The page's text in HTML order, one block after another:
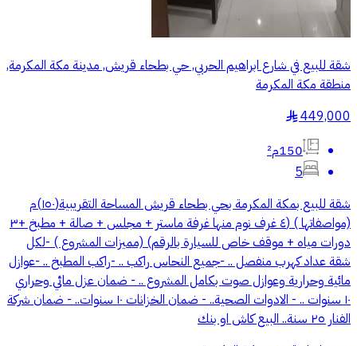
شقة للبيع في شارع ابراهيم الحربي, حي بطحاء قريش, مدينة مكة المكرمة,
منطقة مكة المكرمة
449,000
§
150م²
5
شقة للبيع بمكة المكرمة بحي بطحاء قريش المساحة التقريبية(١٥٠)م
(مواصفاتها ) (٤ غرف نوم منها غرفة ماستر + مجلس + صالة + مطبخ +٣
دورات مياه + موقف خاص للسيارة بالرقم) (مميزات المشروع ) -لكل
شقة عداد كهرب منفصل .. -جميع النحاس راكب .. -راكب المطبخ .. -عوازل
مائية وحرارية وعوازل صوت بكامل المشروع .. - ضمان عزل مائي وحراري
١٠ سنوات .. - ⁠الادوات الصحية.. - ⁠ضمان الخزانات ١٠ سنوات.. - ⁠ضمان شركة
الفنار ٢٥ سنة.. البيع كاش او بنك